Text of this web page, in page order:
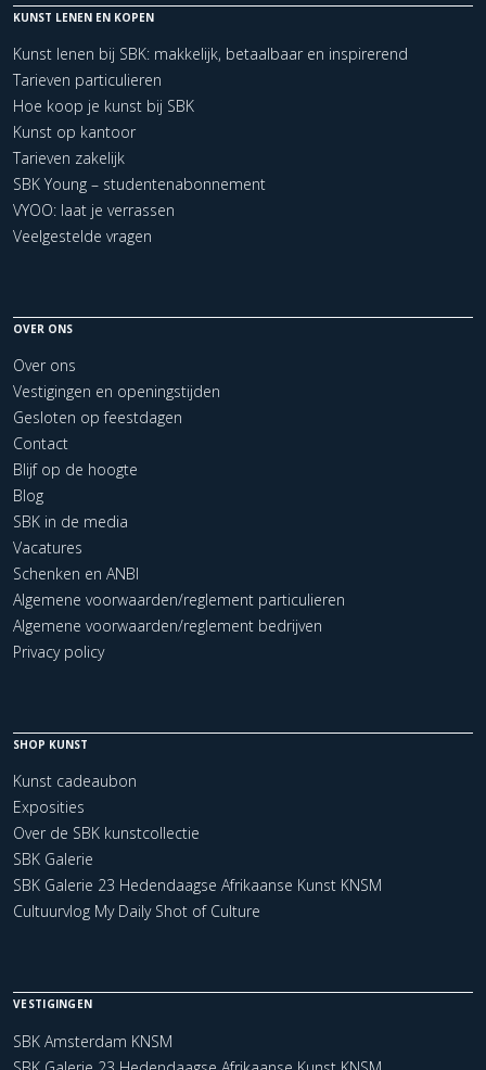
KUNST LENEN EN KOPEN
Kunst lenen bij SBK: makkelijk, betaalbaar en inspirerend
Tarieven particulieren
Hoe koop je kunst bij SBK
Kunst op kantoor
Tarieven zakelijk
SBK Young – studentenabonnement
VYOO: laat je verrassen
Veelgestelde vragen
OVER ONS
Over ons
Vestigingen en openingstijden
Gesloten op feestdagen
Contact
Blijf op de hoogte
Blog
SBK in de media
Vacatures
Schenken en ANBI
Algemene voorwaarden/reglement particulieren
Algemene voorwaarden/reglement bedrijven
Privacy policy
SHOP KUNST
Kunst cadeaubon
Exposities
Over de SBK kunstcollectie
SBK Galerie
SBK Galerie 23 Hedendaagse Afrikaanse Kunst KNSM
Cultuurvlog My Daily Shot of Culture
VESTIGINGEN
SBK Amsterdam KNSM